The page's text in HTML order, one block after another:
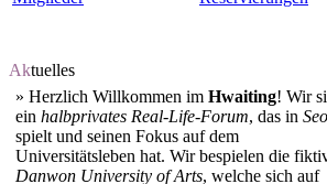
Aktuelles
» Herzlich Willkommen im Hwaiting! Wir
ein halbprivates Real-Life-Forum, das in
spielt und seinen Fokus auf dem
Universitätsleben hat. Wir bespielen die
Danwon University of Arts, welche sich auf